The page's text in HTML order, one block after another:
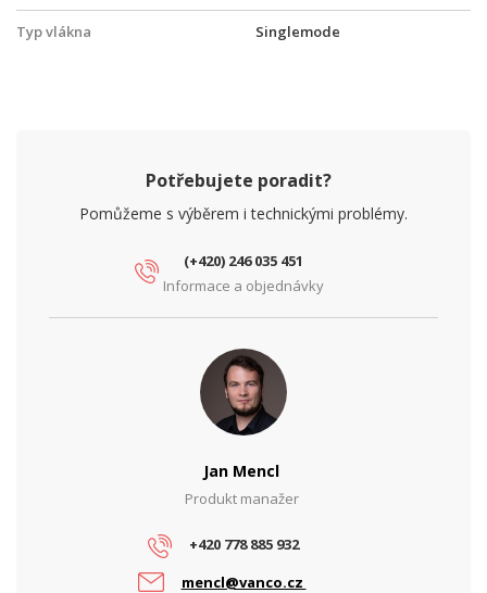
Typ vlákna Singlemode
Potřebujete poradit?
Pomůžeme s výběrem i technickými problémy.
(+420) 246 035 451
Informace a objednávky
Jan Mencl
Produkt manažer
+420 778 885 932
mencl@vanco.cz